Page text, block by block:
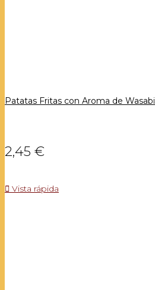
Patatas Fritas con Aroma de Wasabi
2,45 €
 Vista rápida